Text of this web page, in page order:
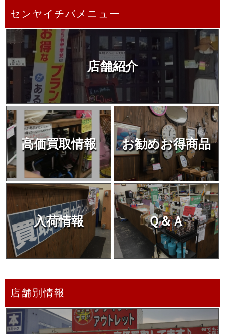
センヤイチバメニュー
店舗紹介
高価買取情報 お勧めお得商品
入荷情報 Ｑ＆Ａ
店舗別情報